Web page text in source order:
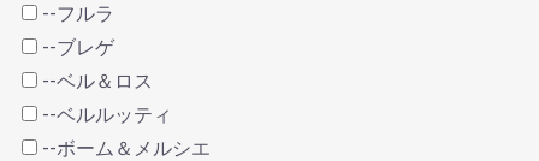
--フルラ
--ブレゲ
--ベル＆ロス
--ベルルッティ
--ボーム＆メルシエ